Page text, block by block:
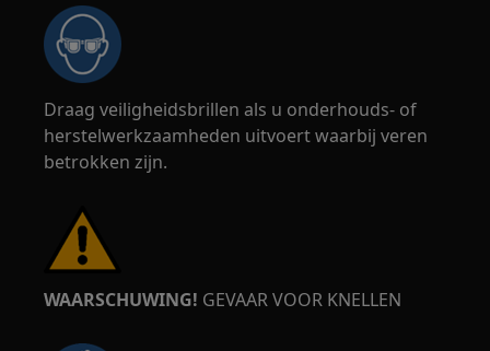
Draag veiligheidsbrillen als u onderhouds- of
herstelwerkzaamheden uitvoert waarbij veren
betrokken zijn.
WAARSCHUWING! GEVAAR VOOR KNELLEN